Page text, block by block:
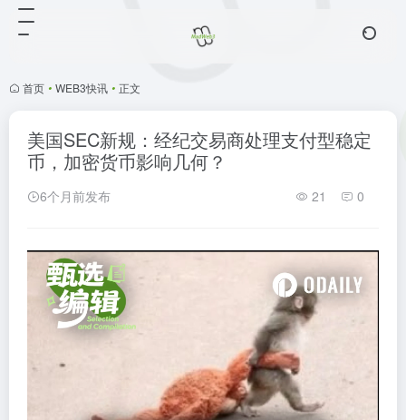
首页 • WEB3快讯 • 正文
美国SEC新规：经纪交易商处理支付型稳定
币，加密货币影响几何？
6个月前发布 21 0